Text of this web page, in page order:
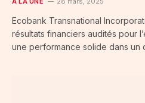
Ecobank Transnational
résultats financiers audités pour
une performance solide dans un